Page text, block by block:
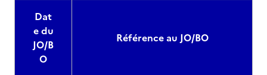
Dat
e du
JO/B
O
Référence au JO/BO